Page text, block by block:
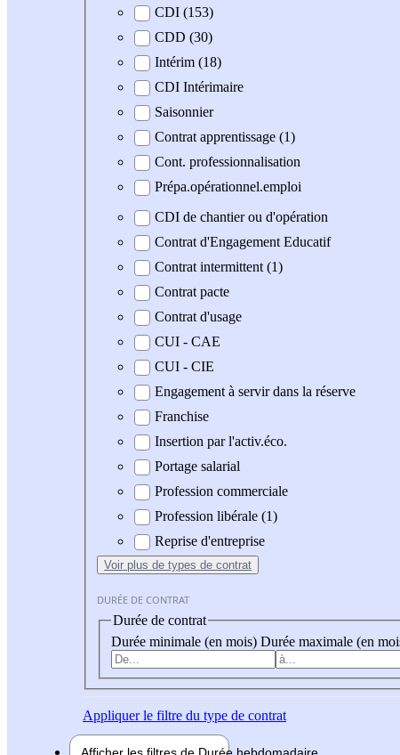
Type de contratCDI (153)
CDD (30)
Intérim (18)
CDI Intérimaire
Saisonnier
Contrat apprentissage (1)
Cont. professionnalisation
Prépa.opérationnel.emploi
CDI de chantier ou d'opération
Contrat d'Engagement Educatif
Contrat intermittent (1)
Contrat pacte
Contrat d'usage
CUI - CAE
CUI - CIE
Engagement à servir dans la réserve
Franchise
Insertion par l'activ.éco.
Portage salarial
Profession commerciale
Profession libérale (1)
Reprise d'entreprise
Voir plus de types de contrat
DURÉE DE CONTRAT
Durée de contrat
Durée minimale (en mois) Durée maximale (en
Appliquerle filtre du type de contrat
Afficher les filtres de Durée hebdomadaire